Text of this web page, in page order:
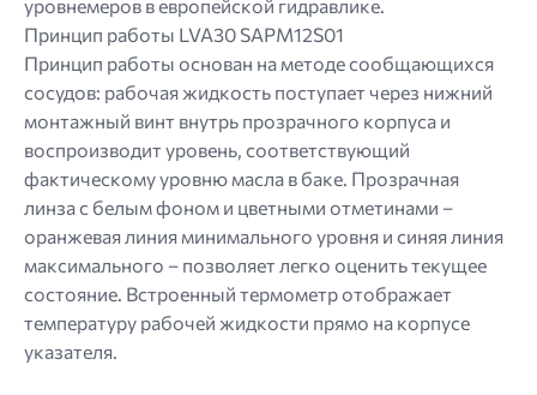
уровнемеров в европейской гидравлике.
Принцип работы LVA30 SAPM12S01
Принцип работы основан на методе сообщающихся
сосудов: рабочая жидкость поступает через нижний
монтажный винт внутрь прозрачного корпуса и
воспроизводит уровень, соответствующий
фактическому уровню масла в баке. Прозрачная
линза с белым фоном и цветными отметинами –
оранжевая линия минимального уровня и синяя линия
максимального – позволяет легко оценить текущее
состояние. Встроенный термометр отображает
температуру рабочей жидкости прямо на корпусе
указателя.